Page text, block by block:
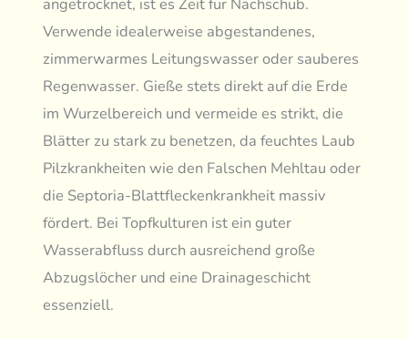
Verwende idealerweise abgestandenes,
zimmerwarmes Leitungswasser oder sauberes
Regenwasser. Gieße stets direkt auf die Erde
im Wurzelbereich und vermeide es strikt, die
Blätter zu stark zu benetzen, da feuchtes Laub
Pilzkrankheiten wie den Falschen Mehltau oder
die Septoria-Blattfleckenkrankheit massiv
fördert. Bei Topfkulturen ist ein guter
Wasserabfluss durch ausreichend große
Abzugslöcher und eine Drainageschicht
essenziell.